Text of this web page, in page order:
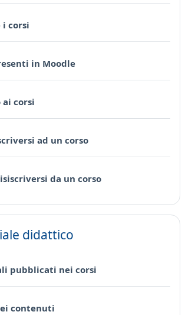
i corsi
in MoodlePagina
ai corsi
ad un corsoPagina
da un corsoPagina
didattico
pubblicati nei corsi
contenuti